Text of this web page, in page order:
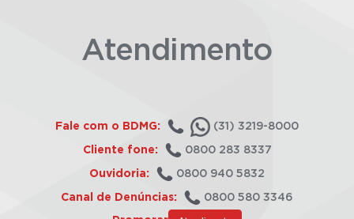
Atendimento
Fale com o BDMG: (31) 3219-8000
Cliente fone: 0800 283 8337
Ouvidoria: 0800 940 5832
Canal de Denúncias: 0800 580 3346